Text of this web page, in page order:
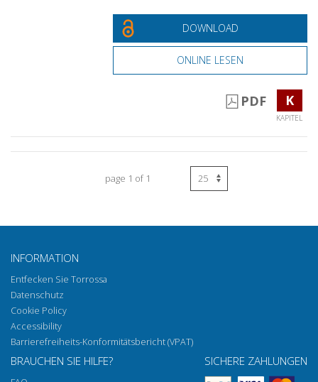
DOWNLOAD
ONLINE LESEN
PDF K
KAPITEL
page 1 of 1
INFORMATION
Entfecken Sie Torrossa
Datenschutz
Cookie Policy
Accessibility
Barrierefreiheits-Konformitätsbericht (VPAT)
BRAUCHEN SIE HILFE? SICHERE ZAHLUNGEN